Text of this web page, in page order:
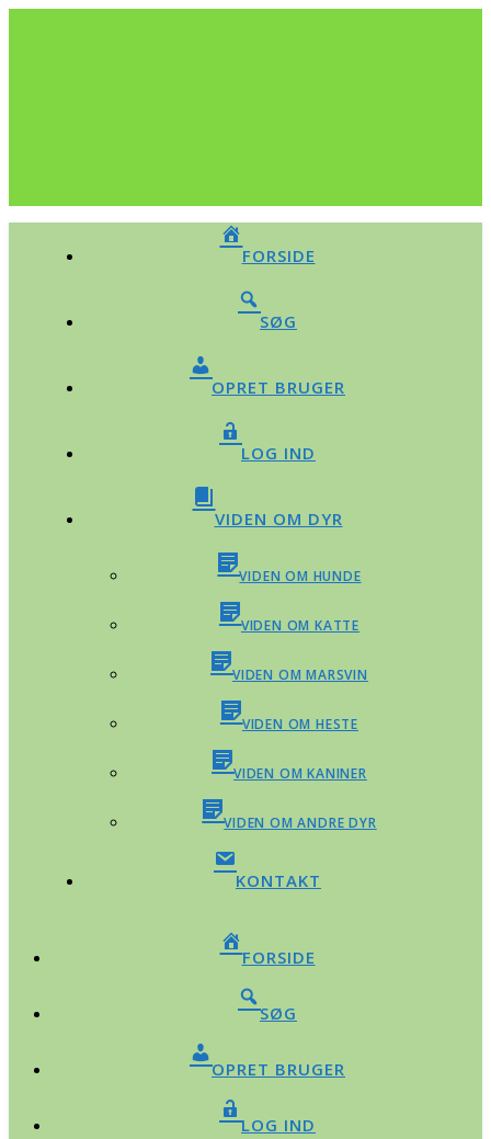
FORSIDE
SØG
OPRET BRUGER
LOG IND
VIDEN OM DYR
VIDEN OM HUNDE
VIDEN OM KATTE
VIDEN OM MARSVIN
VIDEN OM HESTE
VIDEN OM KANINER
VIDEN OM ANDRE DYR
KONTAKT
FORSIDE
SØG
OPRET BRUGER
LOG IND